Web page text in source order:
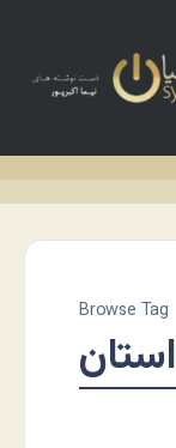
Browse Tag
استان